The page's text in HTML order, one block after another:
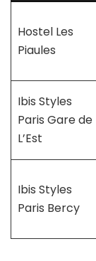
Hostel Les
Piaules
Ibis Styles
Paris Gare de
L’Est
Ibis Styles
Paris Bercy